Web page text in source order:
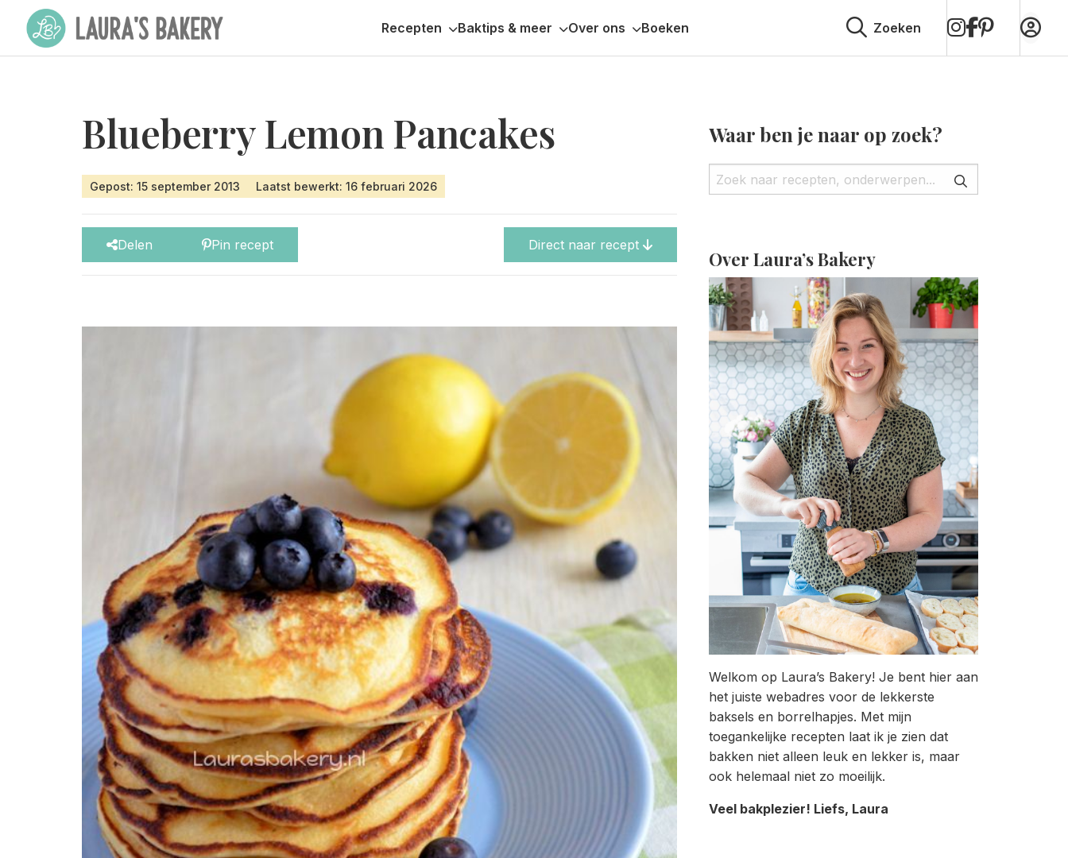
Recepten Baktips & meer Over ons Boeken Zoeken
op
Instagram
op
Facebook
op
Pinterest
Blueberry Lemon Pancakes
Gepost: 15 september 2013 Laatst bewerkt: 16 februari 2026
Delen Pin recept Direct naar recept
Waar ben je naar op zoek?
Over Laura’s Bakery
Welkom op Laura’s Bakery! Je bent hier aan
het juiste webadres voor de lekkerste
baksels en borrelhapjes. Met mijn
toegankelijke recepten laat ik je zien dat
bakken niet alleen leuk en lekker is, maar
ook helemaal niet zo moeilijk.
Veel bakplezier! Liefs, Laura